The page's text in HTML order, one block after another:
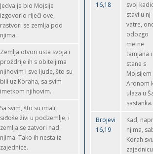
Jedva je bio Mojsije
izgovorio riječi ove,
rastvori se zemlja pod
njima.
Zemlja otvori usta svoja i
proždrije ih s obiteljima
njihovim i sve ljude, što su
bili uz Koraha, sa svim
imetkom njihovim.
Sa svim, što su imali,
siđoše živi u podzemlje, i
zemlja se zatvori nad
njima. Tako ih nesta iz
zajednice.
16,18
svoj
stavi u nj
vatre,
odozgo
metne
tamjana i
stane s
Mojsijem
Aronom
ulaza u
sastanka.
Brojevi
16,19
Kad,
njima,
Korah